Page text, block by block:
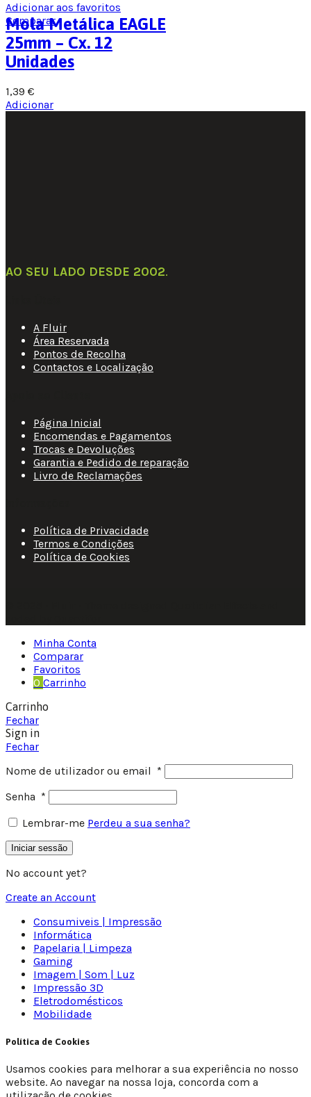
Adicionar aos favoritos
Comparar
Mola Metálica EAGLE
25mm – Cx. 12
Unidades
1,39 €
Adicionar
AO SEU LADO DESDE 2002.
A Fluir
Área Reservada
Pontos de Recolha
Contactos e Localização
Página Inicial
Encomendas e Pagamentos
Trocas e Devoluções
Garantia e Pedido de reparação
Livro de Reclamações
Política de Privacidade
Termos e Condições
Política de Cookies
Minha Conta
Comparar
Favoritos
0 Carrinho
Carrinho
Fechar
Sign in
Fechar
Nome de utilizador ou email *
Senha *
Lembrar-me Perdeu a sua senha?
Iniciar sessão
No account yet?
Create an Account
Consumiveis | Impressão
Informática
Papelaria | Limpeza
Gaming
Imagem | Som | Luz
Impressão 3D
Eletrodomésticos
Mobilidade
Política de Cookies
Usamos cookies para melhorar a sua experiência no nosso
website. Ao navegar na nossa loja, concorda com a